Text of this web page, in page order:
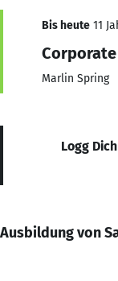
Bis heute 11
Marlin Spring
Logg
Ausbildung von